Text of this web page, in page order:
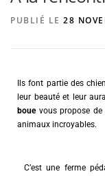
PUBLIÉ LE 28
Ils font partie des
leur beauté et leur
bouevous propose de
animaux incroyables.
C’est une ferme